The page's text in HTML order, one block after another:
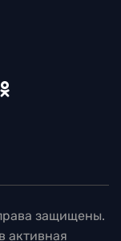
защищены.
активная